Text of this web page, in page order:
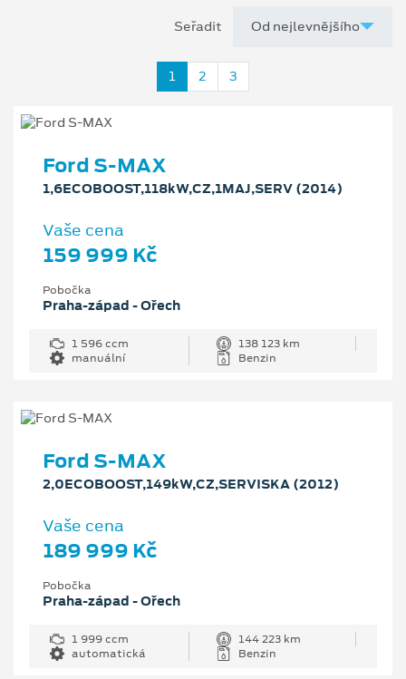
Seřadit
1 2 3
Ford S-MAX
1,6ECOBOOST,118kW,CZ,1MAJ,SERV (2014)
Vaše cena
159 999 Kč
Pobočka
Praha-západ - Ořech
1 596 ccm
138 123 km
manuální
Benzin
Ford S-MAX
2,0ECOBOOST,149kW,CZ,SERVISKA (2012)
Vaše cena
189 999 Kč
Pobočka
Praha-západ - Ořech
1 999 ccm
144 223 km
automatická
Benzin